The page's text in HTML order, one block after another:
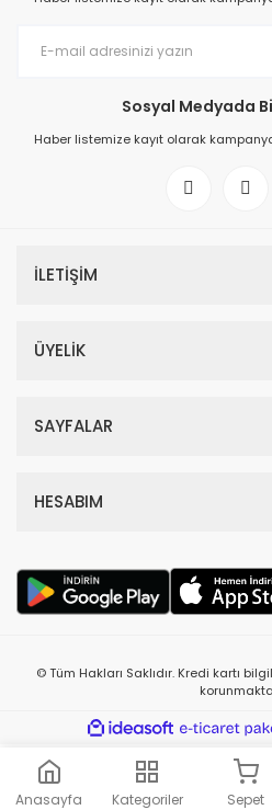
Anasayfa Kategoriler Sepet
Sosyal Medyada
Haber listemize kayıt olarak
İLETİŞİM
ÜYELİK
SAYFALAR
HESABIM
© Tüm Hakları Saklıdır. Kredi kartı
ideasoft